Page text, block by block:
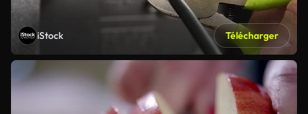
iStock Télécharger